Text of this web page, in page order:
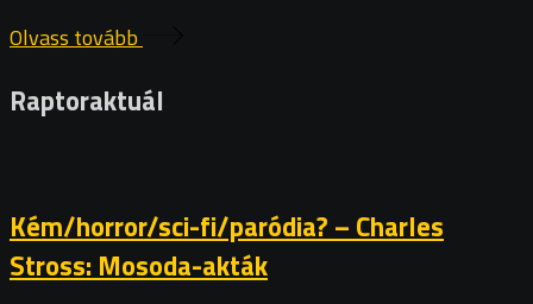
Olvass tovább
Raptoraktuál
Kém/horror/sci-fi/paródia? – Charles
Stross: Mosoda-akták